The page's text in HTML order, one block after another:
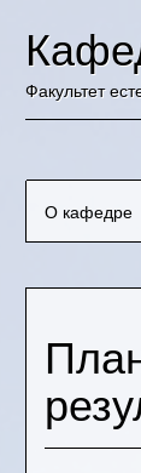
content
Факультет
О кафедре